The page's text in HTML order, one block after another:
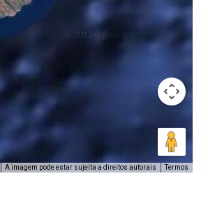
A imagem pode estar sujeita a direitos autorais Termos